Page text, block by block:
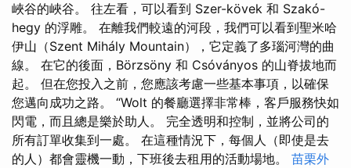
峽谷的峽谷。 往左看，可以看到 Szer-kövek 和 Szakó-
hegy 的浮雕。 在離我們較遠的河段，我們可以看到聖米哈
伊山（Szent Mihály Mountain），它定義了多瑙河灣的曲
線。 在它的後面，Börzsöny 和 Csóványos 的山脊拔地而
起。 但在您投入之前，您應該考慮一些基本事項，以確保
您邁向成功之路。 “Wolt 的餐廳選擇非常棒，客戶服務快如
閃電，而且總是樂於助人。 完全透明和控制，並將公司的
所有訂單收集到一處。 在這種情況下，每個人（即使是去
的人）都會靈機一動，下班後去租用的活動場地。 苗栗外